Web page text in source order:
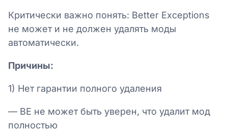
Критически важно понять: Better Exceptions
не может и не должен удалять моды
автоматически.
Причины:
1) Нет гарантии полного удаления
— BE не может быть уверен, что удалит мод
полностью